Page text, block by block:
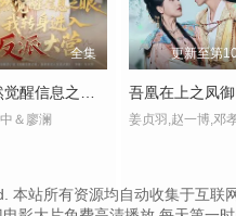
全集
＆廖澜
更新至第
站所有资源均自动收集于互联